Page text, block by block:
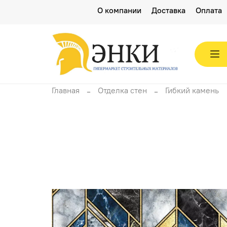
О компании Доставка Оплата
Главная Отделка стен Гибкий камень